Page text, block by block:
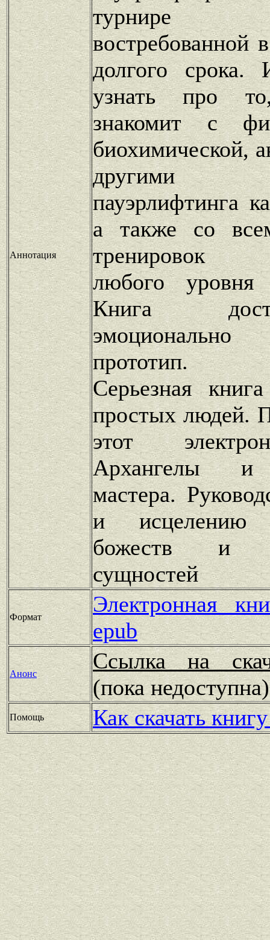
Аннотация
турнире
востребованной
долгого
узнать про
знакомит с
биохимической,
другими
пауэрлифтинга
а также со
тренировок
любого уровня
Книга
прототип.
Серьезная
простых людей.
этот
Архангелы и
мастера.
и
божеств и
сущностей
Формат
Электронная
epub
Анонс
Ссылка на
(пока
Помощь Как скачать